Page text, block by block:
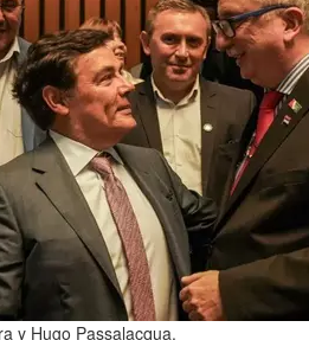
y Hugo Passalacqua.